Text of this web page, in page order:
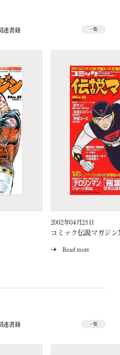
連書籍 一覧
2002年04月25日
コミック伝説マガジン
Read more
連書籍 一覧